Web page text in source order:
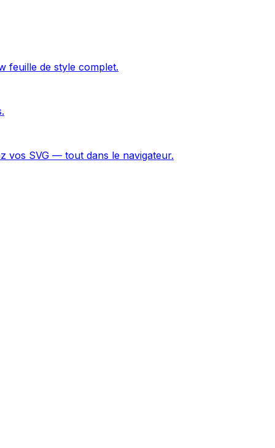
feuille de style complet.
vos SVG — tout dans le navigateur.